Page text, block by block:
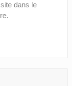
dans le